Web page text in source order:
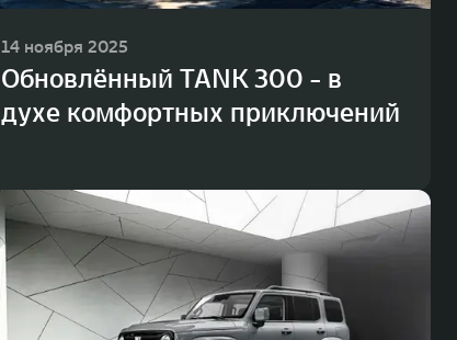
14 ноября 2025
Обновлённый TANK 300 - в
духе комфортных приключений